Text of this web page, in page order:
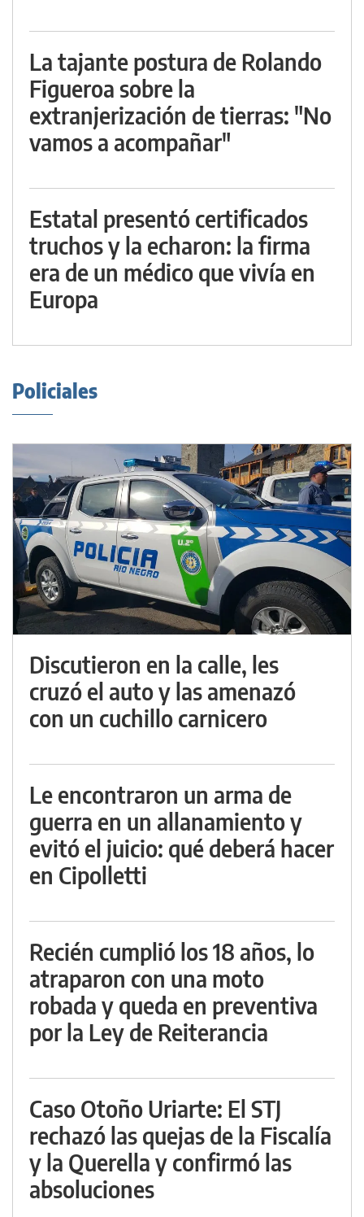
La tajante postura de Rolando
Figueroa sobre la
extranjerización de tierras: "No
vamos a acompañar"
Estatal presentó certificados
truchos y la echaron: la firma
era de un médico que vivía en
Europa
Policiales
Discutieron en la calle, les
cruzó el auto y las amenazó
con un cuchillo carnicero
Le encontraron un arma de
guerra en un allanamiento y
evitó el juicio: qué deberá hacer
en Cipolletti
Recién cumplió los 18 años, lo
atraparon con una moto
robada y queda en preventiva
por la Ley de Reiterancia
Caso Otoño Uriarte: El STJ
rechazó las quejas de la Fiscalía
y la Querella y confirmó las
absoluciones